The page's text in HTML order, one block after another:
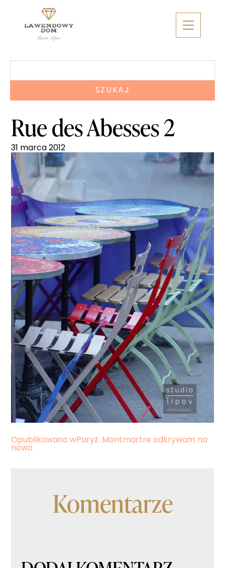
Rue des Abesses 2
31 marca 2012
Nawigacja
Opublikowano wParyż. Montmartre odkrywam na
nowo
Komentarze